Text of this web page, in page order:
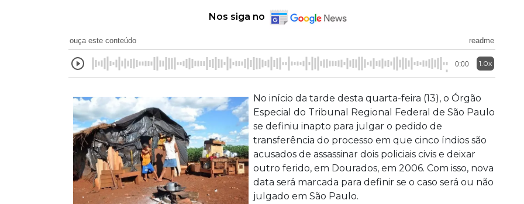
Nos siga no
ouça este conteúdo readme
0:00 1.0x
No início da tarde desta quarta-feira (13), o Órgão
Especial do Tribunal Regional Federal de São Paulo
se definiu inapto para julgar o pedido de
transferência do processo em que cinco índios são
acusados de assassinar dois policiais civis e deixar
outro ferido, em Dourados, em 2006. Com isso, nova
data será marcada para definir se o caso será ou não
julgado em São Paulo.